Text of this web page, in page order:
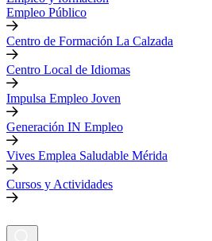
Empleo Público
Centro de Formación La Calzada
Centro Local de Idiomas
Impulsa Empleo Joven
Generación IN Empleo
Vives Emplea Saludable Mérida
Cursos y Actividades